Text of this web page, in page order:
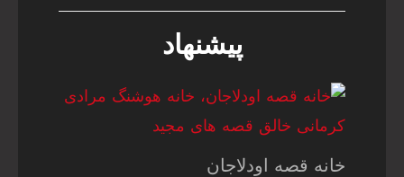
پیشنهاد
خانه قصه اودلاجان